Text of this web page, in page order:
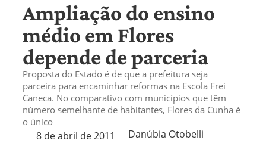
Ampliação do ensino
médio em Flores
depende de parceria
Proposta do Estado é de que a prefeitura seja
parceira para encaminhar reformas na Escola Frei
Caneca. No comparativo com municípios que têm
número semelhante de habitantes, Flores da Cunha é
o único
8 de abril de 2011
Danúbia Otobelli 